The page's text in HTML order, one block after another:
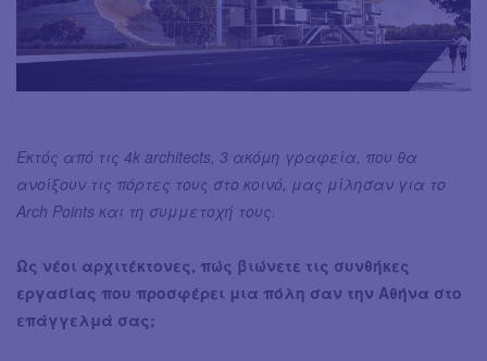
Εκτός από τις 4k architects, 3 ακόμη γραφεία, που θα
ανοίξουν τις πόρτες τους στο κοινό, μας μίλησαν για το
Arch Points και τη συμμετοχή τους.
Ως νέοι αρχιτέκτονες, πώς βιώνετε τις συνθήκες
εργασίας που προσφέρει μια πόλη σαν την Αθήνα στο
επάγγελμά σας;